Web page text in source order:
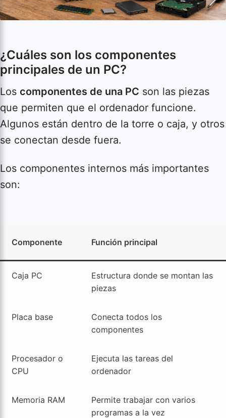
¿Cuáles son los componentes
principales de un PC?
Los componentes de una PC son las piezas
que permiten que el ordenador funcione.
Algunos están dentro de la torre o caja, y otros
se conectan desde fuera.
Los componentes internos más importantes
son:
Componente Función principal
Caja PC
Estructura donde se montan las
piezas
Placa base
Conecta todos los
componentes
Procesador o
CPU
Ejecuta las tareas del
ordenador
Memoria RAM
Permite trabajar con varios
programas a la vez